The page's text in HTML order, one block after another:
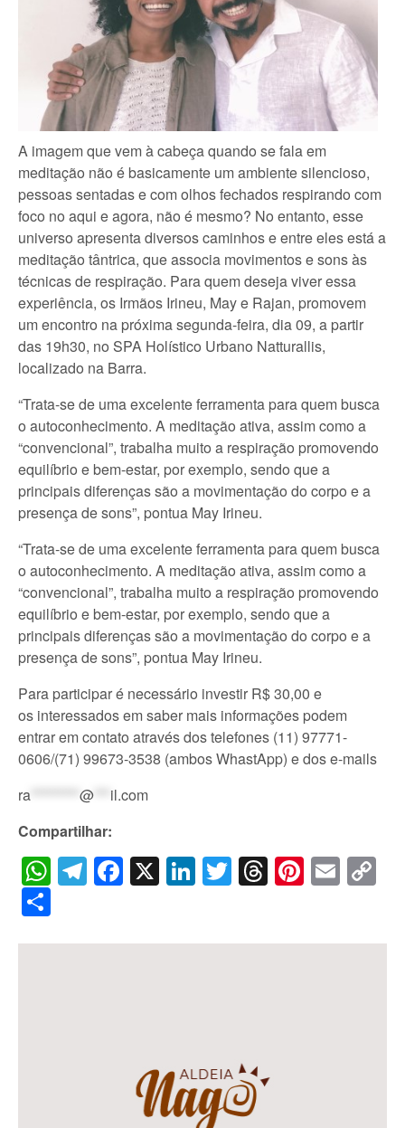
A imagem que vem à cabeça quando se fala em
meditação não é basicamente um ambiente silencioso,
pessoas sentadas e com olhos fechados respirando com
foco no aqui e agora, não é mesmo? No entanto, esse
universo apresenta diversos caminhos e entre eles está a
meditação tântrica, que associa movimentos e sons às
técnicas de respiração. Para quem deseja viver essa
experiência, os Irmãos Irineu, May e Rajan, promovem
um encontro na próxima segunda-feira, dia 09, a partir
das 19h30, no SPA Holístico Urbano Natturallis,
localizado na Barra.
“Trata-se de uma excelente ferramenta para quem busca
o autoconhecimento. A meditação ativa, assim como a
“convencional”, trabalha muito a respiração promovendo
equilíbrio e bem-estar, por exemplo, sendo que a
principais diferenças são a movimentação do corpo e a
presença de sons”, pontua May Irineu.
“Trata-se de uma excelente ferramenta para quem busca
o autoconhecimento. A meditação ativa, assim como a
“convencional”, trabalha muito a respiração promovendo
equilíbrio e bem-estar, por exemplo, sendo que a
principais diferenças são a movimentação do corpo e a
presença de sons”, pontua May Irineu.
Para participar é necessário investir R$ 30,00 e
os interessados em saber mais informações podem
entrar em contato através dos telefones (11) 97771-
0606/(71) 99673-3538 (ambos WhastApp) e dos e-mails
ra
@
il.com
Compartilhar:
WhatsApp
Telegram
Facebook
X LinkedIn
Twitter
Threads